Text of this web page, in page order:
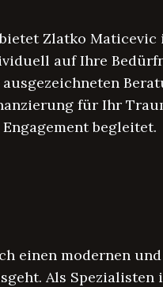
Zlatko Maticevic
auf Ihre
für Ihr
begleitet.
einen modernen
Als Spezialisten